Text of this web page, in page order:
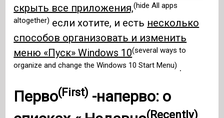
скрыть все приложения,(hide All apps
altogether) если хотите, и есть несколько
способов организовать и изменить
меню «Пуск» Windows 10(several ways to
organize and change the Windows 10 Start Menu) .
Перво(First) -наперво: о
(Recently)